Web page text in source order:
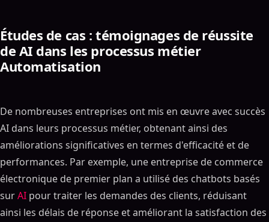
Études de cas : témoignages de réussite
de AI dans les processus métier
Automatisation
De nombreuses entreprises ont mis en œuvre avec succès
AI dans leurs processus métier, obtenant ainsi des
améliorations significatives en termes d'efficacité et de
performances. Par exemple, une entreprise de commerce
électronique de premier plan a utilisé des chatbots basés
surAI pour traiter les demandes des clients, réduisant
ainsi les délais de réponse et améliorant la satisfaction des